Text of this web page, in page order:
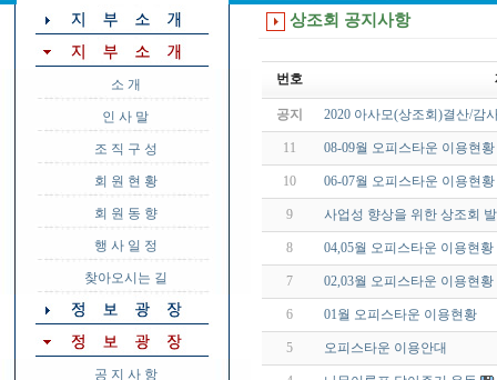
소 개
인 사 말
조 직 구 성
회 원 현 황
회 원 동 향
행 사 일 정
찾아오시는 길
공 지 사 항
상조회 공지사항
번호
공지 2020 아사모(상조회)결산/감
11 08-09월 오피스타운 이용현황
10 06-07월 오피스타운 이용현황
9 사업성 향상을 위한 상조회
8 04,05월 오피스타운 이용현황
7 02,03월 오피스타운 이용현황
6 01월 오피스타운 이용현황
5 오피스타운 이용안대